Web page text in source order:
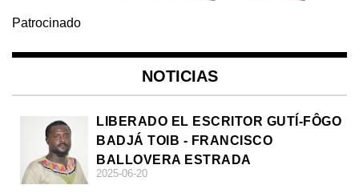
Patrocinado
NOTICIAS
LIBERADO EL ESCRITOR GUTÍ-FÔGO
BADJÁ TOIB - FRANCISCO
BALLOVERA ESTRADA
2025-06-20